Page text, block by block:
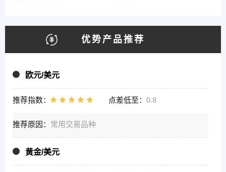
优势产品推荐
欧元/美元
推荐指数： 点差低至： 0.8
推荐原因： 常用交易品种
黄金/美元